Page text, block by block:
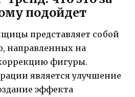
подойдет
представляет собой
направленных на
фигуры.
является улучшение
эффекта